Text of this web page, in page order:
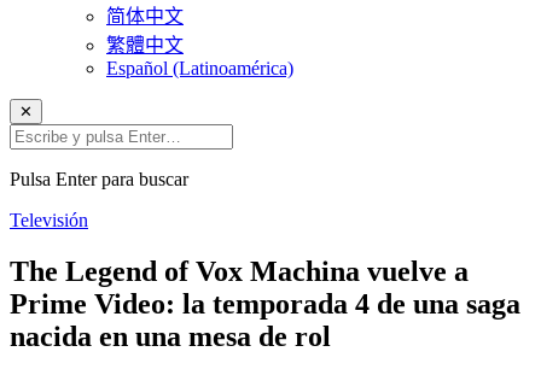
简体中文
繁體中文
Español (Latinoamérica)
✕
Pulsa Enter para buscar
Televisión
The Legend of Vox Machina vuelve a
Prime Video: la temporada 4 de una saga
nacida en una mesa de rol